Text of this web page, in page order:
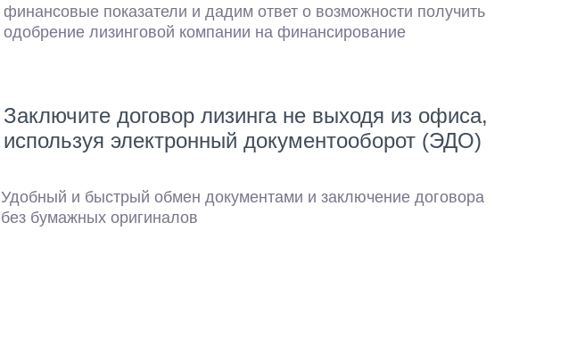
финансовые показатели и дадим ответ о возможности получить
одобрение лизинговой компании на финансирование
Заключите договор лизинга не выходя из офиса,
используя электронный документооборот (ЭДО)
Удобный и быстрый обмен документами и заключение договора
без бумажных оригиналов